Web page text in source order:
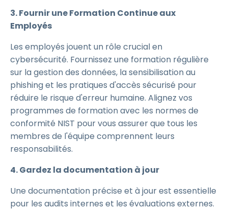
3. Fournir une Formation Continue aux
Employés
Les employés jouent un rôle crucial en
cybersécurité. Fournissez une formation régulière
sur la gestion des données, la sensibilisation au
phishing et les pratiques d'accès sécurisé pour
réduire le risque d'erreur humaine. Alignez vos
programmes de formation avec les normes de
conformité NIST pour vous assurer que tous les
membres de l'équipe comprennent leurs
responsabilités.
4. Gardez la documentation à jour
Une documentation précise et à jour est essentielle
pour les audits internes et les évaluations externes.